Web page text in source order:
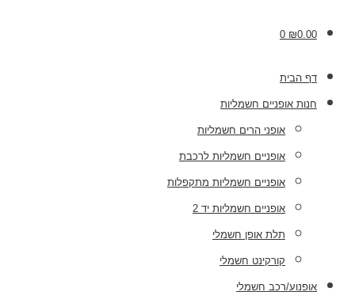
₪0.00
0
דף הבית
חנות אופניים חשמליות
אופני הרים חשמליות
אופניים חשמליות לרכבת
אופניים חשמליות מתקפלות
אופניים חשמליות יד 2
תלת אופן חשמלי
קורקינט חשמלי
אופנוע/רכב חשמלי